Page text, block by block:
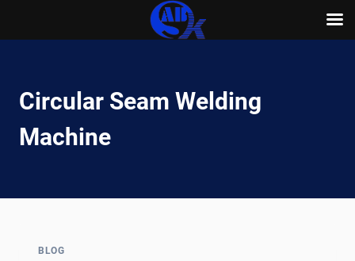
content
Circular Seam Welding
Machine
BLOG